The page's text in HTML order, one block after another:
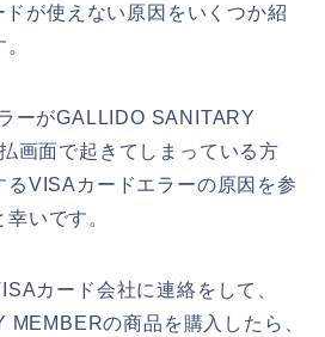
が使えない原因をいくつか紹
ーがGALLIDO SANITARY
画面で起きてしまっている方
るVISAカードエラーの原因を参
いです。
カード会社に連絡をして、
の商品を購入したら、